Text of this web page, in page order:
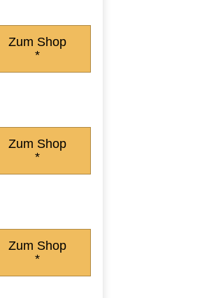
Zum Shop
*
Zum Shop
*
Zum Shop
*